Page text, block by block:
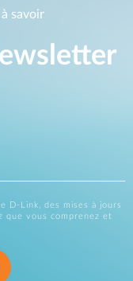
savoir
D-Link, des mises à jours
que vous comprenez et